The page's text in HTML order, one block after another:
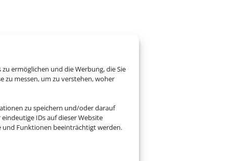
ermöglichen und die Werbung, die Sie
zu messen, um zu verstehen, woher
zu speichern und/oder darauf
IDs auf dieser Website
und Funktionen beeinträchtigt werden.